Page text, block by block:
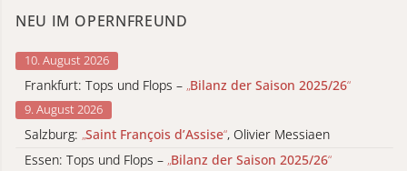
NEU IM OPERNFREUND
10. August 2026
Frankfurt: Tops und Flops – „Bilanz der Saison 2025/26“
9. August 2026
Salzburg: „Saint François d’Assise“, Olivier Messiaen
Essen: Tops und Flops – „Bilanz der Saison 2025/26“